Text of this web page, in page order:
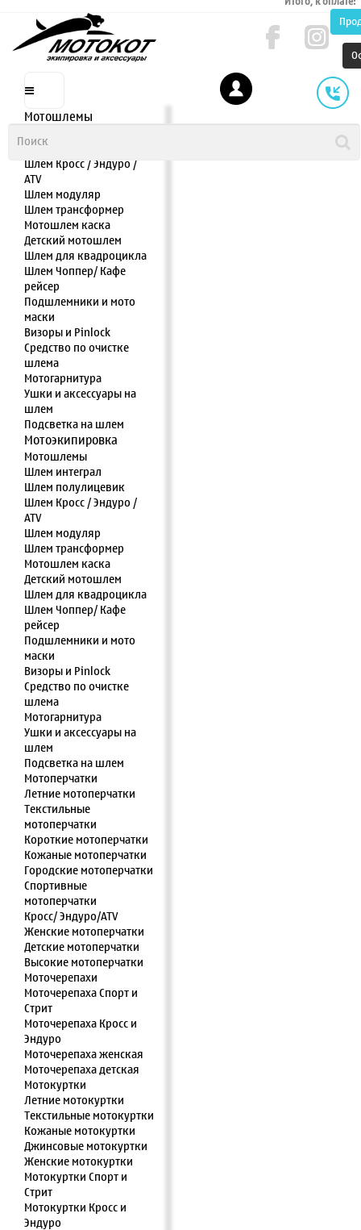
Мотошлемы
Шлем полулицевик
Шлем Кросс / Эндуро /
ATV
Шлем модуляр
Шлем трансформер
Мотошлем каска
Детский мотошлем
Шлем для квадроцикла
Шлем Чоппер/ Кафе
рейсер
Подшлемники и мото
маски
Визоры и Pinlock
Средство по очистке
шлема
Мотогарнитура
Ушки и аксессуары на
шлем
Подсветка на шлем
Мотоэкипировка
Мотошлемы
Шлем интеграл
Шлем полулицевик
Шлем Кросс / Эндуро /
ATV
Шлем модуляр
Шлем трансформер
Мотошлем каска
Детский мотошлем
Шлем для квадроцикла
Шлем Чоппер/ Кафе
рейсер
Подшлемники и мото
маски
Визоры и Pinlock
Средство по очистке
шлема
Мотогарнитура
Ушки и аксессуары на
шлем
Подсветка на шлем
Мотоперчатки
Летние мотоперчатки
Текстильные
мотоперчатки
Короткие мотоперчатки
Кожаные мотоперчатки
Городские мотоперчатки
Спортивные
мотоперчатки
Кросс/ Эндуро/ATV
Женские мотоперчатки
Детские мотоперчатки
Высокие мотоперчатки
Моточерепахи
Моточерепаха Спорт и
Стрит
Моточерепаха Кросс и
Эндуро
Моточерепаха женская
Моточерепаха детская
Мотокуртки
Летние мотокуртки
Текстильные мотокуртки
Кожаные мотокуртки
Джинсовые мотокуртки
Женские мотокуртки
Мотокуртки Спорт и
Стрит
Мотокуртки Кросс и
Эндуро